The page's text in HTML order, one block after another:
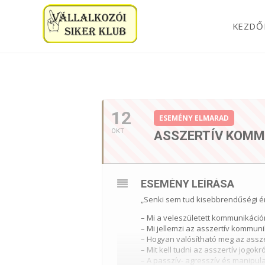
12
OKT
ESEMÉNY ELMARAD
ASSZERTÍV
ESEMÉNY LEÍRÁSA
„Senki sem tud kisebbrendűségi
– Mi a veleszületett
– Mi jellemzi az asszertív
– Hogyan valósítható meg az
– Mit kell tudni az asszertív
– A passzív- agresszív és